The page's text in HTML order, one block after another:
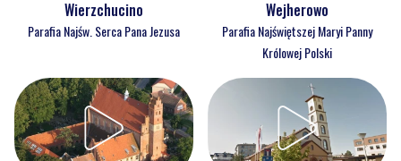
Wierzchucino
Parafia Najśw. Serca Pana Jezusa
Wejherowo
Parafia Najświętszej Maryi Panny
Królowej Polski